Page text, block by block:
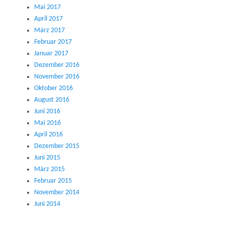
Mai 2017
April 2017
März 2017
Februar 2017
Januar 2017
Dezember 2016
November 2016
Oktober 2016
August 2016
Juni 2016
Mai 2016
April 2016
Dezember 2015
Juni 2015
März 2015
Februar 2015
November 2014
Juni 2014